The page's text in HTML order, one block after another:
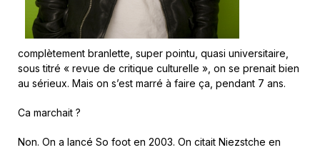
complètement branlette, super pointu, quasi universitaire,
sous titré « revue de critique culturelle », on se prenait bien
au sérieux. Mais on s’est marré à faire ça, pendant 7 ans.
Ca marchait ?
Non. On a lancé So foot en 2003. On citait Niezstche en